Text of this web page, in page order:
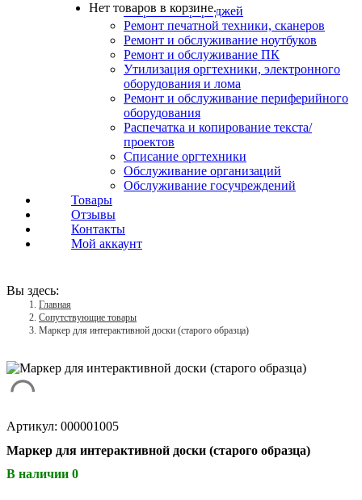
Нет товаров в корзине.
Заправка картриджей
Ремонт печатной техники, сканеров
Ремонт и обслуживание ноутбуков
Ремонт и обслуживание ПК
Утилизация оргтехники, электронного
оборудования и лома
Ремонт и обслуживание периферийного
оборудования
Распечатка и копирование текста/
проектов
Списание оргтехники
Обслуживание организаций
Обслуживание госучреждений
Товары
Отзывы
Контакты
Мой аккаунт
Вы здесь:
Главная
Сопутствующие товары
Маркер для интерактивной доски (старого образца)
Артикул: 000001005
Маркер для интерактивной доски (старого образца)
В наличии 0